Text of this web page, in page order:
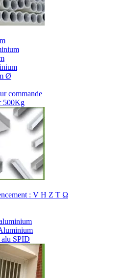
Ø
commande
500Kg
: V H Z T Ω
alu SPID